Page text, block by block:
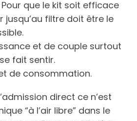
Pour que le kit soit efficace
jusqu’au filtre doit être le
et de couple surtout
fait sentir.
de consommation.
direct ce n’est
“à l’air libre” dans le